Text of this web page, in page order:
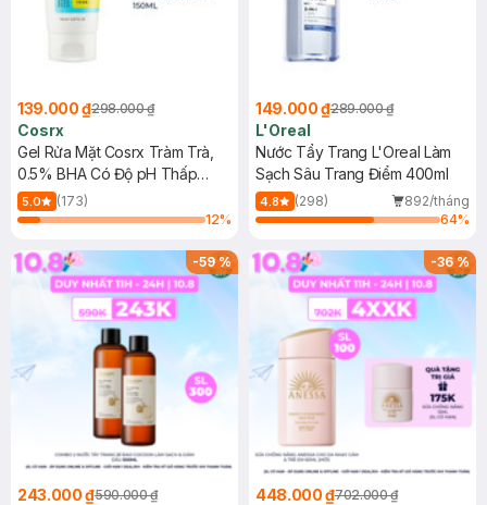
139.000 ₫298.000 ₫
Cosrx
Gel Rửa Mặt Cosrx Tràm Trà,
0.5% BHA Có Độ pH Thấp
150ml
5.0
(173)
12%
149.000 ₫289.000 ₫
L'Oreal
Nước Tẩy Trang L'Oreal Làm
Sạch Sâu Trang Điểm 400ml
4.8 (298)
892/tháng
64%
-59%
243.000 ₫590.000 ₫
-36%
448.000 ₫702.000 ₫